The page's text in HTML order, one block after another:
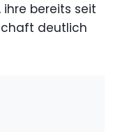
bereits seit
deutlich